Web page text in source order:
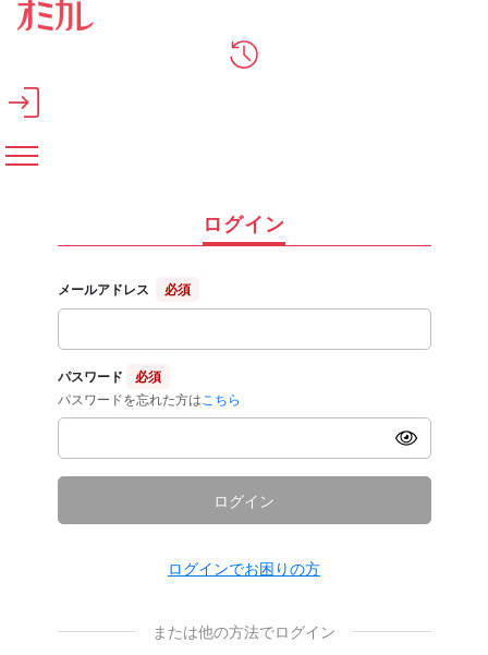
メインコンテンツへスキップ
ログイン
メールアドレス 必須
パスワード
必須
パスワードを忘れた方は こちら
ログイン
ログインでお困りの方
または他の方法でログイン